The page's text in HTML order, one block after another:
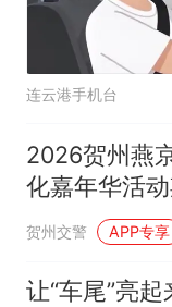
连云港手机台
2026贺州燕
化嘉年华活
制的通告
贺州交警 APP专享
让“车尾”亮起